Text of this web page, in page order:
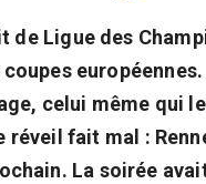
de Ligue des
celui même qui
fait mal :
La soirée